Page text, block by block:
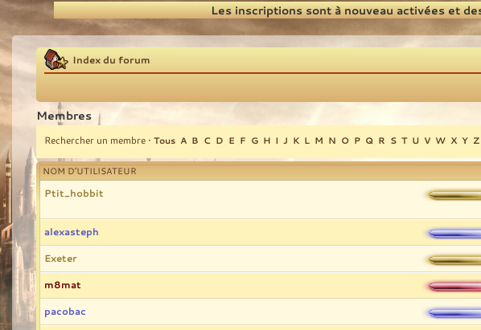
Recherche Les inscriptions sont à nouveau activées et
Index du forum
Membres
Rechercher un membre • Tous A B C D E F G H I J K L M N O P Q R S T U V W X Y Z
NOM D’UTILISATEUR
Ptit_hobbit
alexasteph
Exeter
m8mat
pacobac